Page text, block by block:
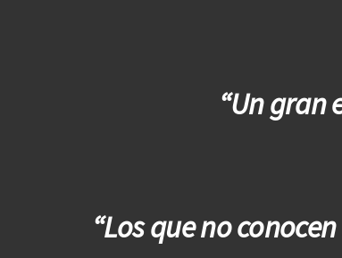
“Un gran
“Los que no